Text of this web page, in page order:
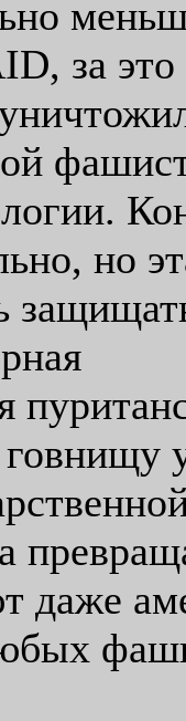
за
но
даже